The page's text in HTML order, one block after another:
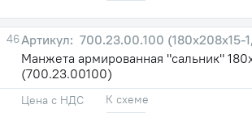
46
700.23.00.100 (180х208х15-
Манжета армированная "сальник"
(700.23.00100)
Цена с НДС К схеме